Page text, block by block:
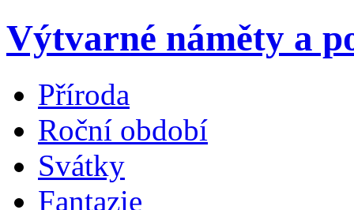
Výtvarné náměty a
Příroda
Roční období
Svátky
Fantazie